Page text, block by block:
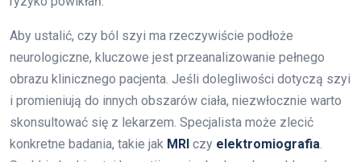
Aby ustalić, czy ból szyi ma rzeczywiście podłoże
neurologiczne, kluczowe jest przeanalizowanie pełnego
obrazu klinicznego pacjenta. Jeśli dolegliwości dotyczą szyi
i promieniują do innych obszarów ciała, niezwłocznie warto
skonsultować się z lekarzem. Specjalista może zlecić
konkretne badania, takie jak MRI czy elektromiografia.